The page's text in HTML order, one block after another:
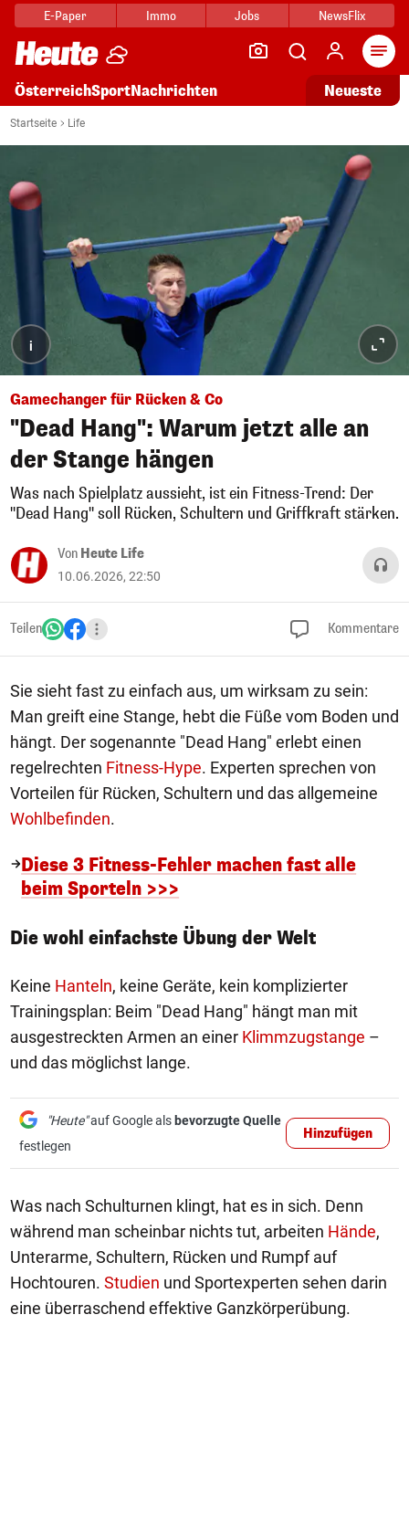
E-Paper Immo Jobs NewsFlix
ÖsterreichSportNachrichten Neueste
Startseite Life
i
Gamechanger für Rücken & Co
"Dead Hang": Warum jetzt alle an
der Stange hängen
Was nach Spielplatz aussieht, ist ein Fitness-Trend: Der
"Dead Hang" soll Rücken, Schultern und Griffkraft stärken.
Von Heute Life
10.06.2026, 22:50
Teilen Kommentare
Sie sieht fast zu einfach aus, um wirksam zu sein:
Man greift eine Stange, hebt die Füße vom Boden und
hängt. Der sogenannte "Dead Hang" erlebt einen
regelrechten Fitness-Hype. Experten sprechen von
Vorteilen für Rücken, Schultern und das allgemeine
Wohlbefinden.
Diese 3 Fitness-Fehler machen fast alle
beim Sporteln >>>
Die wohl einfachste Übung der Welt
Keine Hanteln, keine Geräte, kein komplizierter
Trainingsplan: Beim "Dead Hang" hängt man mit
ausgestreckten Armen an einer Klimmzugstange –
und das möglichst lange.
"Heute"auf Google als bevorzugte Quelle
festlegen
Hinzufügen
Was nach Schulturnen klingt, hat es in sich. Denn
während man scheinbar nichts tut, arbeiten Hände,
Unterarme, Schultern, Rücken und Rumpf auf
Hochtouren. Studien und Sportexperten sehen darin
eine überraschend effektive Ganzkörperübung.